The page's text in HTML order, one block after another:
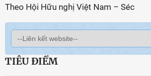
Theo Hội Hữu nghị Việt Nam – Séc
TIÊU ĐIỂM